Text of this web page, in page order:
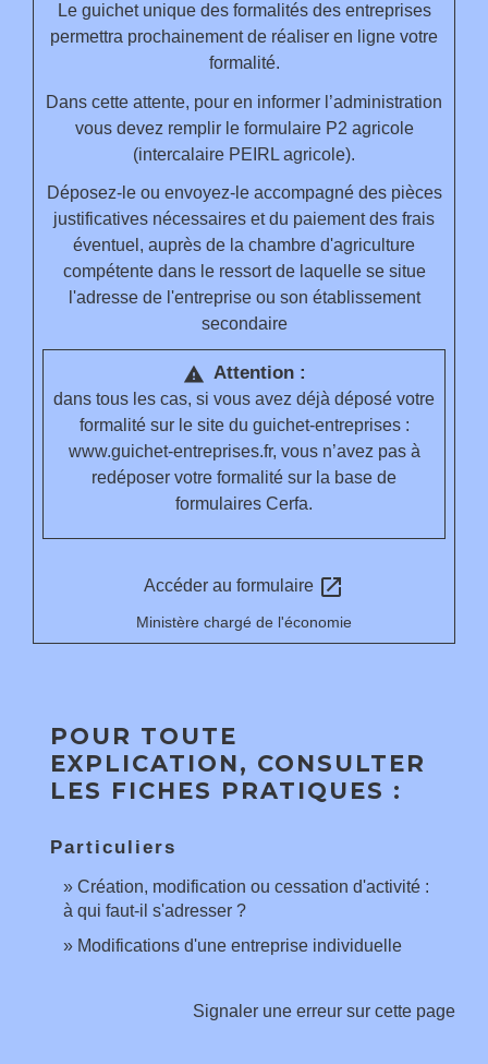
Le guichet unique des formalités des entreprises
permettra prochainement de réaliser en ligne votre
formalité.
Dans cette attente, pour en informer l’administration
vous devez remplir le formulaire P2 agricole
(intercalaire PEIRL agricole).
Déposez-le ou envoyez-le accompagné des pièces
justificatives nécessaires et du paiement des frais
éventuel, auprès de la chambre d'agriculture
compétente dans le ressort de laquelle se situe
l'adresse de l'entreprise ou son établissement
secondaire
warning Attention :
dans tous les cas, si vous avez déjà déposé votre
formalité sur le site du guichet-entreprises :
www.guichet-entreprises.fr, vous n’avez pas à
redéposer votre formalité sur la base de
formulaires Cerfa.
Accéder au formulaire open_in_new
Ministère chargé de l'économie
POUR TOUTE
EXPLICATION, CONSULTER
LES FICHES PRATIQUES :
Particuliers
Création, modification ou cessation d'activité :
à qui faut-il s'adresser ?
Modifications d'une entreprise individuelle
Signaler une erreur sur cette page